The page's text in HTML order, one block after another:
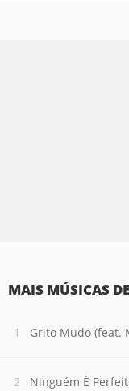
MAIS MÚSICAS
Grito Mudo (feat.
Ninguém É